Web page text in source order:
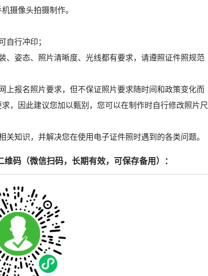
摄像头拍摄制作。
行冲印；
、姿态、照片清晰度、光线都有要求，请遵照证件照规范
上报名照片要求，但不保证照片要求随时间和政策变化而
，因此建议您加以甄别，您可以在制作时自行修改照片尺
知识，并解决您在使用电子证件照时遇到的各类问题。
码（微信扫码，长期有效，可保存备用）：